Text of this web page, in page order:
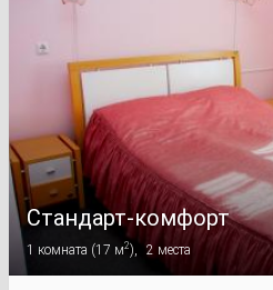
Стандарт-комфорт
1 комната (17 м2 ), 2 места